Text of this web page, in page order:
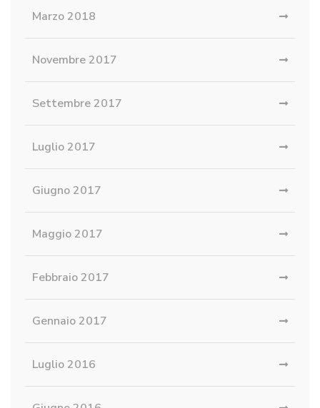
Marzo 2018
Novembre 2017
Settembre 2017
Luglio 2017
Giugno 2017
Maggio 2017
Febbraio 2017
Gennaio 2017
Luglio 2016